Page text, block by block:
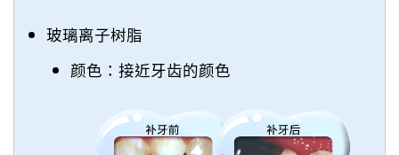
玻璃离子树脂
颜色：接近牙齿的颜色